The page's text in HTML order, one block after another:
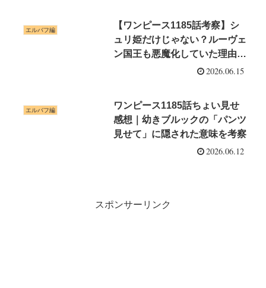
エルバフ編
【ワンピース1185話考察】シ
ュリ姫だけじゃない？ルーヴェ
ン国王も悪魔化していた理由が
2026.06.15
エルバフ編
ワンピース1185話ちょい見せ
感想｜幼きブルックの「パンツ
見せて」に隠された意味を考察
2026.06.12
スポンサーリンク